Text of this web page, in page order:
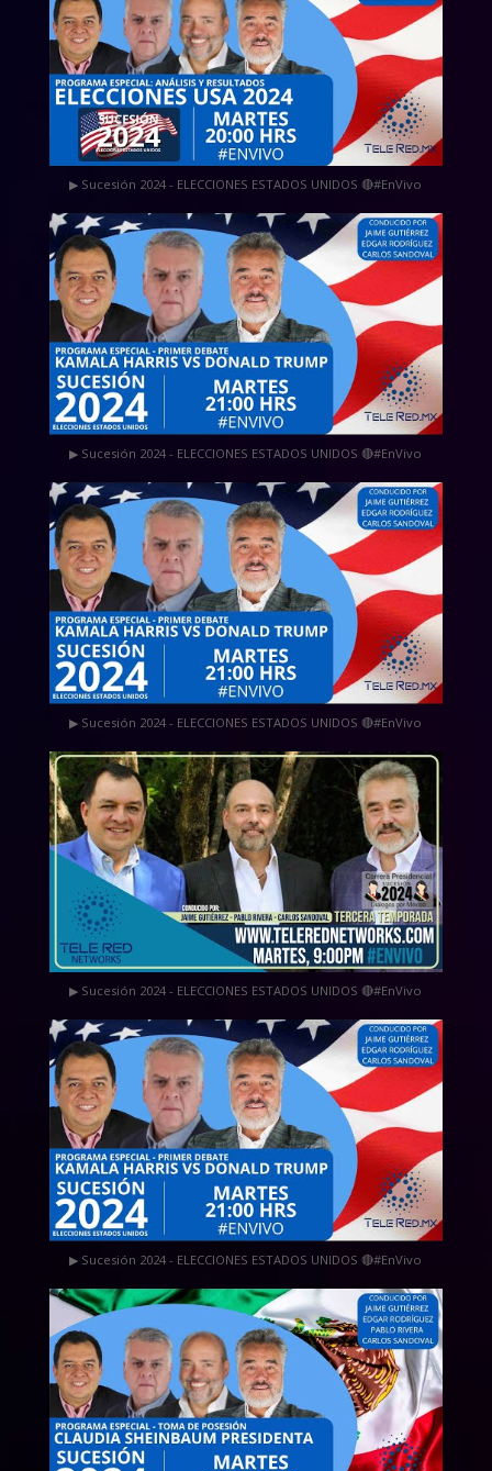
▶ Sucesión 2024 - ELECCIONES ESTADOS UNIDOS 🔴#EnVivo
▶ Sucesión 2024 - ELECCIONES ESTADOS UNIDOS 🔴#EnVivo
▶ Sucesión 2024 - ELECCIONES ESTADOS UNIDOS 🔴#EnVivo
▶ Sucesión 2024 - ELECCIONES ESTADOS UNIDOS 🔴#EnVivo
▶ Sucesión 2024 - ELECCIONES ESTADOS UNIDOS 🔴#EnVivo